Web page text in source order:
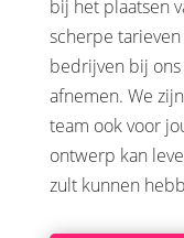
bij het plaatsen
scherpe
bedrijven bij
afnemen. We
team ook voor
ontwerp kan
zult kunnen